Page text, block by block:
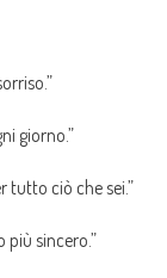
giorno.”
tutto ciò che sei.”
sincero.”